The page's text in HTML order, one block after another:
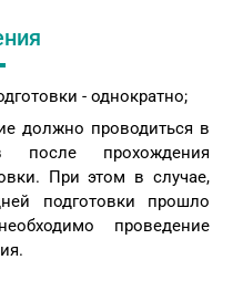
- однократно;
должно проводиться в
после прохождения
При этом в случае,
подготовки прошло
проведение